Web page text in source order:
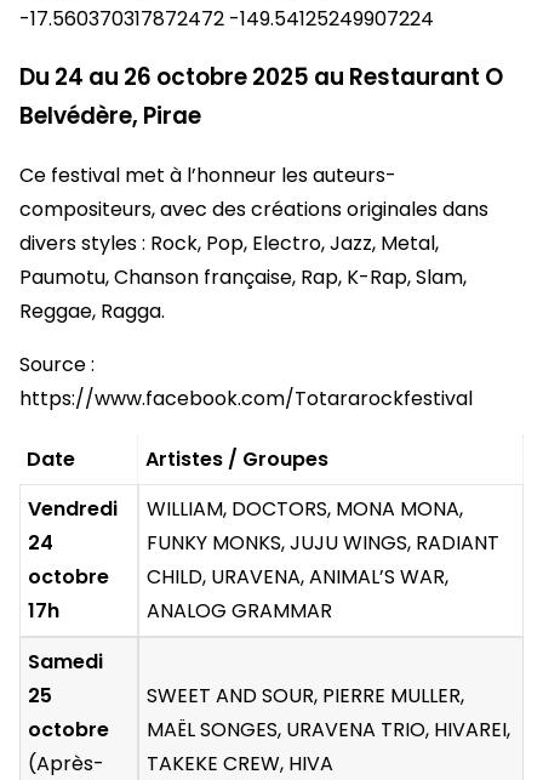
-17.560370317872472 -149.54125249907224
Du 24 au 26 octobre 2025 au Restaurant O
Belvédère, Pirae
Ce festival met à l’honneur les auteurs-
compositeurs, avec des créations originales dans
divers styles : Rock, Pop, Electro, Jazz, Metal,
Paumotu, Chanson française, Rap, K-Rap, Slam,
Reggae, Ragga.
Source :
https://www.facebook.com/Totararockfestival
Date
Artistes / Groupes
Vendredi
24
octobre
17h
WILLIAM, DOCTORS, MONA MONA,
FUNKY MONKS, JUJU WINGS, RADIANT
CHILD, URAVENA, ANIMAL’S WAR,
ANALOG GRAMMAR
Samedi
25
octobre
(Après-
SWEET AND SOUR, PIERRE MULLER,
MAËL SONGES, URAVENA TRIO, HIVAREI,
TAKEKE CREW, HIVA